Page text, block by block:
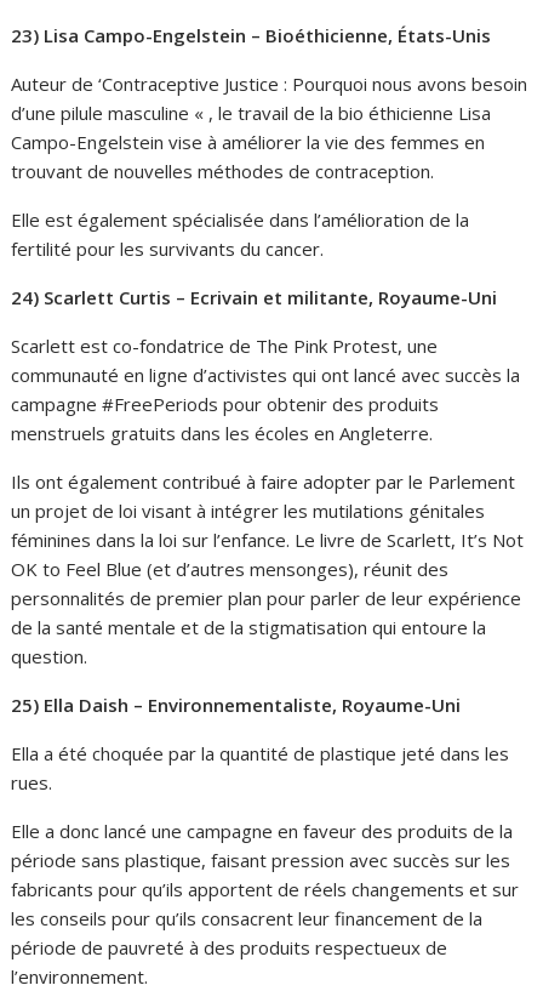
23) Lisa Campo-Engelstein – Bioéthicienne, États-Unis
Auteur de ‘Contraceptive Justice : Pourquoi nous avons besoin
d’une pilule masculine « , le travail de la bio éthicienne Lisa
Campo-Engelstein vise à améliorer la vie des femmes en
trouvant de nouvelles méthodes de contraception.
Elle est également spécialisée dans l’amélioration de la
fertilité pour les survivants du cancer.
24) Scarlett Curtis – Ecrivain et militante, Royaume-Uni
Scarlett est co-fondatrice de The Pink Protest, une
communauté en ligne d’activistes qui ont lancé avec succès la
campagne #FreePeriods pour obtenir des produits
menstruels gratuits dans les écoles en Angleterre.
Ils ont également contribué à faire adopter par le Parlement
un projet de loi visant à intégrer les mutilations génitales
féminines dans la loi sur l’enfance. Le livre de Scarlett, It’s Not
OK to Feel Blue (et d’autres mensonges), réunit des
personnalités de premier plan pour parler de leur expérience
de la santé mentale et de la stigmatisation qui entoure la
question.
25) Ella Daish – Environnementaliste, Royaume-Uni
Ella a été choquée par la quantité de plastique jeté dans les
rues.
Elle a donc lancé une campagne en faveur des produits de la
période sans plastique, faisant pression avec succès sur les
fabricants pour qu’ils apportent de réels changements et sur
les conseils pour qu’ils consacrent leur financement de la
période de pauvreté à des produits respectueux de
l’environnement.